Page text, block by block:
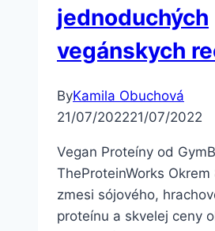
jednoduchých
vegánskych
ByKamila Obuchová
21/07/202221/07/2022
Vegan Proteíny od
TheProteinWorks
zmesi sójového,
proteínu a skvelej ceny